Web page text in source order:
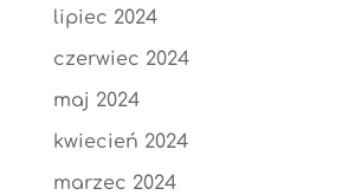
lipiec 2024
czerwiec 2024
maj 2024
kwiecień 2024
marzec 2024